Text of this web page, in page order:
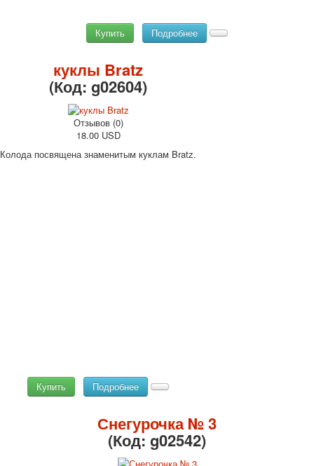
Купить Подробнее
куклы Bratz
(Код: g02604)
Отзывов (0)
18.00 USD
Колода посвящена знаменитым куклам Bratz.
Купить Подробнее
Снегурочка № 3
(Код: g02542)